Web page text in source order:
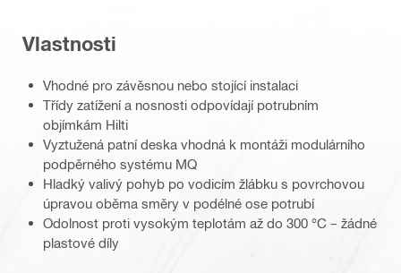
Vlastnosti
Vhodné pro závěsnou nebo stojící instalaci
Třídy zatížení a nosnosti odpovídají potrubním
objímkám Hilti
Vyztužená patní deska vhodná k montáži modulárního
podpěrného systému MQ
Hladký valivý pohyb po vodicím žlábku s povrchovou
úpravou oběma směry v podélné ose potrubí
Odolnost proti vysokým teplotám až do 300 °C – žádné
plastové díly